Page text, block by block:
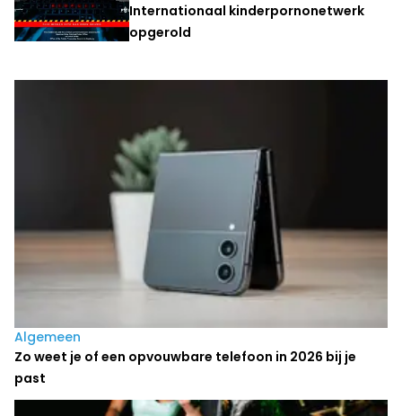
Internationaal kinderpornonetwerk
opgerold
Laatste nieuws
Algemeen
Zo weet je of een opvouwbare telefoon in 2026 bij je
past